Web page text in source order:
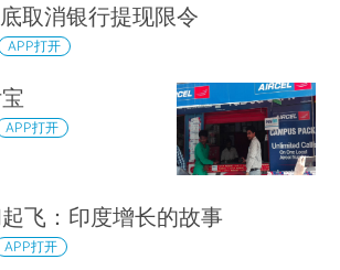
取消银行提现限令
APP打开
APP打开
飞：印度增长的故事
APP打开